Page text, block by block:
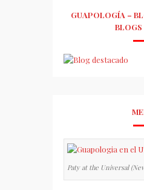
GUAPOLOGÍA –
BLOGS
Paty at the Universal